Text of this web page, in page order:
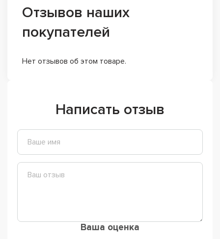
Отзывов наших
покупателей
Нет отзывов об этом товаре.
Написать отзыв
Ваша оценка